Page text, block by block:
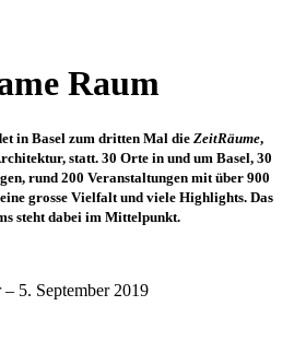
Raum
in Basel zum dritten Mal die ZeitRäume,
statt. 30 Orte in und um Basel, 30
rund 200 Veranstaltungen mit über 900
grosse Vielfalt und viele Highlights. Das
steht dabei im Mittelpunkt.
5. September 2019